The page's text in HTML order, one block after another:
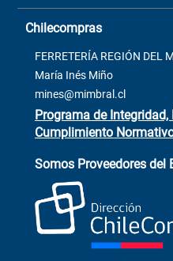
Términos y condiciones
Contacto
Venta Terreno
Trabaja con Nosotros
+56 9 6779 0465
ChileCompras
+56 9 9888 9549
Casa Matriz: Avenida
2137 San Javier, Fono (73)
Chilecompras
FERRETERÍA REGIÓN DEL
María Inés Miño
mines@mimbral.cl
Programa de
Cumplimiento
Somos Proveedores del